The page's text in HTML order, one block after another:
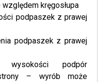
kręgosłupa
podpaszek z prawej
podpaszek z prawej
wysokości podpór
– wyrób może